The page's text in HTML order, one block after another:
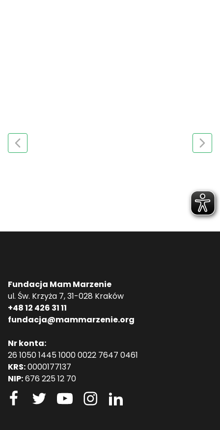
Fundacja Mam Marzenie
ul. Św. Krzyża 7, 31-028 Kraków
+48 12 426 31 11
fundacja@mammarzenie.org
Nr konta:
26 1050 1445 1000 0022 7647 0461
KRS:0000177137
NIP:676 225 12 70